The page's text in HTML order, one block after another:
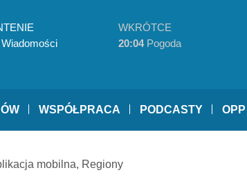
Wiadomości
WKRÓTCE
20:04Pogoda
WSPÓŁPRACA PODCASTY OPP
mobilna, Regiony